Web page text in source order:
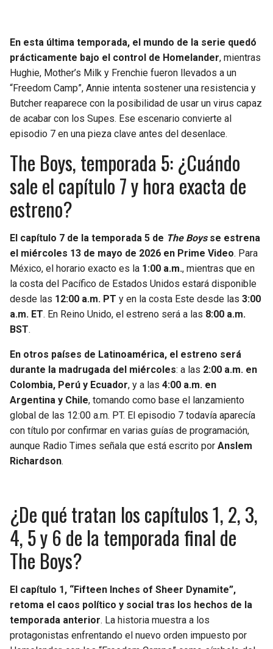
En esta última temporada, el mundo de la serie quedó
prácticamente bajo el control de Homelander, mientras
Hughie, Mother’s Milk y Frenchie fueron llevados a un
“Freedom Camp”, Annie intenta sostener una resistencia y
Butcher reaparece con la posibilidad de usar un virus capaz
de acabar con los Supes. Ese escenario convierte al
episodio 7 en una pieza clave antes del desenlace.
The Boys, temporada 5: ¿Cuándo
sale el capítulo 7 y hora exacta de
estreno?
El capítulo 7 de la temporada 5 de The Boysse estrena
el miércoles 13 de mayo de 2026 en Prime Video. Para
México, el horario exacto es la 1:00 a.m., mientras que en
la costa del Pacífico de Estados Unidos estará disponible
desde las 12:00 a.m. PT y en la costa Este desde las 3:00
a.m. ET. En Reino Unido, el estreno será a las 8:00 a.m.
BST.
En otros países de Latinoamérica, el estreno será
durante la madrugada del miércoles: a las 2:00 a.m. en
Colombia, Perú y Ecuador, y a las 4:00 a.m. en
Argentina y Chile, tomando como base el lanzamiento
global de las 12:00 a.m. PT. El episodio 7 todavía aparecía
con título por confirmar en varias guías de programación,
aunque Radio Times señala que está escrito por Anslem
Richardson.
¿De qué tratan los capítulos 1, 2, 3,
4, 5 y 6 de la temporada final de
The Boys?
El capítulo 1, “Fifteen Inches of Sheer Dynamite”,
retoma el caos político y social tras los hechos de la
temporada anterior. La historia muestra a los
protagonistas enfrentando el nuevo orden impuesto por